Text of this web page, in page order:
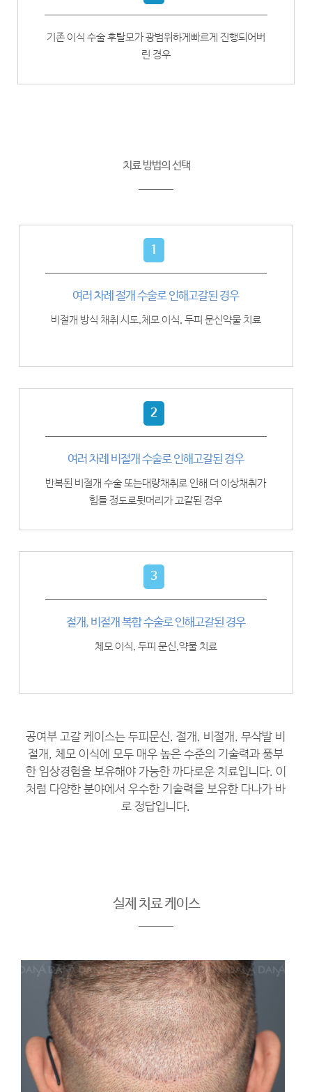
기존 이식 수술 후탈모가 광범위하게 빠르게 진행되어버
린 경우
치료 방법의 선택
1
여러 차례 절개 수술로 인해고갈된 경우
비절개 방식 채취 시도,체모 이식, 두피 문신약물 치료
2
여러 차례 비절개 수술로 인해고갈된 경우
반복된 비절개 수술 또는대량채취로 인해 더 이상채취가
힘들 정도로뒷머리가 고갈된 경우
3
절개, 비절개 복합 수술로 인해고갈된 경우
체모 이식, 두피 문신,약물 치료
공여부 고갈 케이스는 두피문신, 절개, 비절개, 무삭발 비
절개, 체모 이식에 모두 매우높은 수준의 기술력과 풍부
한 임상경험을 보유해야 가능한 까다로운 치료입니다. 이
처럼 다양한 분야에서 우수한 기술력을 보유한 다나가 바
로 정답입니다.
실제 치료 케이스